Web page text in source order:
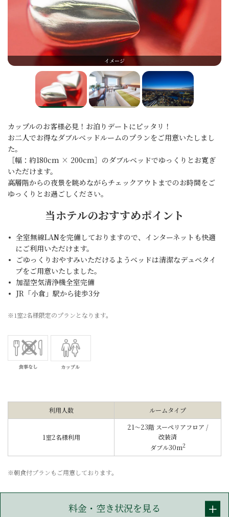
イメージ
カップルのお客様必見！お泊りデートにピッタリ！
お二人でお得なダブルベッドルームのプランをご用意いたしまし
た。
［幅：約180cm × 200cm］のダブルベッドでゆっくりとお寛ぎ
いただけます。
高層階からの夜景を眺めながらチェックアウトまでのお時間をご
ゆっくりとお過ごしください。
当ホテルのおすすめポイント
全室無線LANを完備しておりますので、インターネットも快適
にご利用いただけます。
ごゆっくりおやすみいただけるようベッドは清潔なデュベタイ
プをご用意いたしました。
加湿空気清浄機全室完備
JR「小倉」駅から徒歩3分
※1室2名様限定のプランとなります。
利用人数 ルームタイプ
1室2名様利用
21～23階 スーペリアフロア /
改装済
ダブル30m2
※朝食付プランもご用意しております。
料金・空き状況を見る